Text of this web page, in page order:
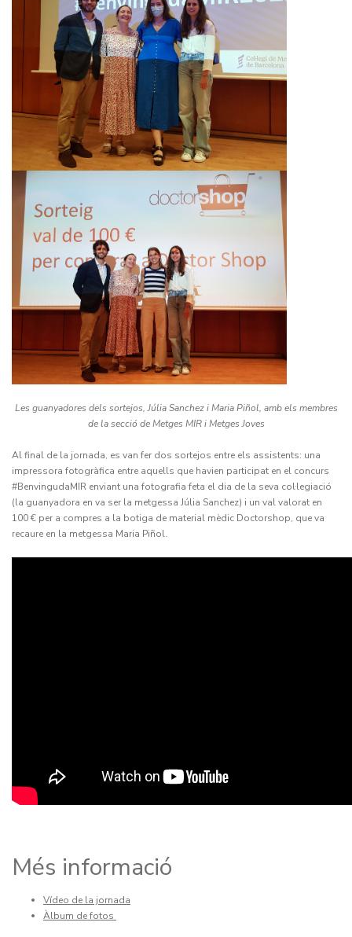
Les guanyadores dels sortejos, Júlia Sanchez i Maria Piñol, amb els membres
de la secció de Metges MIR i Metges Joves
Al final de la jornada, es van fer dos sortejos entre els assistents: una
impressora fotogràfica entre aquells que havien participat en el concurs
#BenvingudaMIR enviant una fotografia feta el dia de la seva col·legiació
(la guanyadora en va ser la metgessa Júlia Sanchez) i un val valorat en
100 € per a compres a la botiga de material mèdic Doctorshop, que va
recaure en la metgessa Maria Piñol.
Més informació
Vídeo de la jornada
Àlbum de fotos